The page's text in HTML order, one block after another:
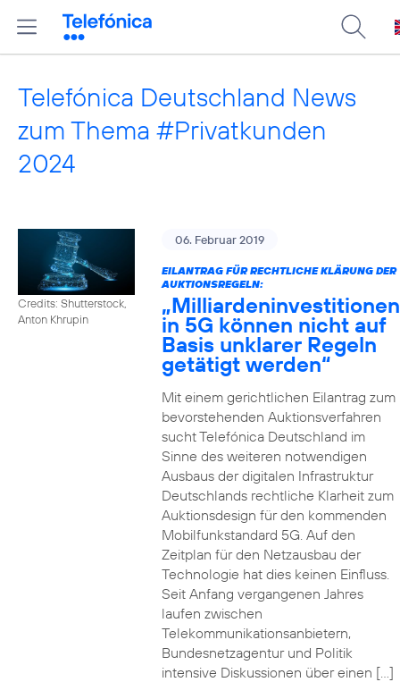
Telefónica Deutschland News
zum Thema #Privatkunden
2024
Credits: Shutterstock,
Anton Khrupin
06. Februar 2019
EILANTRAG FÜR RECHTLICHE KLÄRUNG DER
AUKTIONSREGELN:
„Milliardeninvestitionen
in 5G können nicht auf
Basis unklarer Regeln
getätigt werden“
Mit einem gerichtlichen Eilantrag zum
bevorstehenden Auktionsverfahren
sucht Telefónica Deutschland im
Sinne des weiteren notwendigen
Ausbaus der digitalen Infrastruktur
Deutschlands rechtliche Klarheit zum
Auktionsdesign für den kommenden
Mobilfunkstandard 5G. Auf den
Zeitplan für den Netzausbau der
Technologie hat dies keinen Einfluss.
Seit Anfang vergangenen Jahres
laufen zwischen
Telekommunikationsanbietern,
Bundesnetzagentur und Politik
intensive Diskussionen über einen […]